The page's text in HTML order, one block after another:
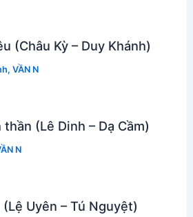
(Châu Kỳ – Duy Khánh)
, VẦN N
(Lê Dinh – Dạ Cầm)
N
Uyên – Tú Nguyệt)